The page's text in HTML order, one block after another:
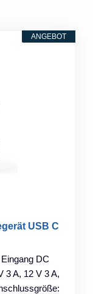
ANGEBOT
USB C
DC
3 A, 12 V 3 A,